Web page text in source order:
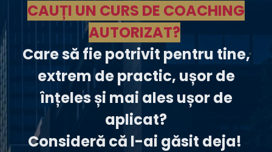
CAUȚI UN CURS DE COACHING
AUTORIZAT?
Care să fie potrivit pentru tine,
extrem de practic, ușor de
înțeles și mai ales ușor de
aplicat?
Consideră că l-ai găsit deja!